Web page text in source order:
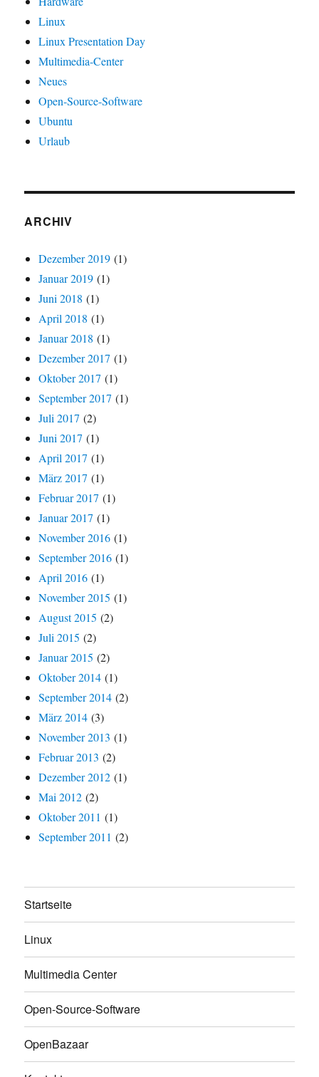
Linux
Linux Presentation Day
Multimedia-Center
Neues
Open-Source-Software
Ubuntu
Urlaub
ARCHIV
Dezember 2019 (1)
Januar 2019 (1)
Juni 2018 (1)
April 2018 (1)
Januar 2018 (1)
Dezember 2017 (1)
Oktober 2017 (1)
September 2017 (1)
Juli 2017 (2)
Juni 2017 (1)
April 2017 (1)
März 2017 (1)
Februar 2017 (1)
Januar 2017 (1)
November 2016 (1)
September 2016 (1)
April 2016 (1)
November 2015 (1)
August 2015 (2)
Juli 2015 (2)
Januar 2015 (2)
Oktober 2014 (1)
September 2014 (2)
März 2014 (3)
November 2013 (1)
Februar 2013 (2)
Dezember 2012 (1)
Mai 2012 (2)
Oktober 2011 (1)
September 2011 (2)
Startseite
Linux
Multimedia Center
Open-Source-Software
OpenBazaar